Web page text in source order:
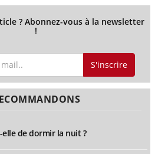
? Abonnez-vous à la newsletter
!
S'inscrire
de dormir la nuit ?